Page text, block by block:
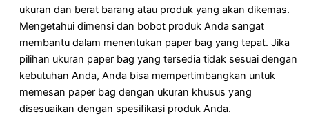
ukuran dan berat barang atau produk yang akan dikemas.
Mengetahui dimensi dan bobot produk Anda sangat
membantu dalam menentukan paper bag yang tepat. Jika
pilihan ukuran paper bag yang tersedia tidak sesuai dengan
kebutuhan Anda, Anda bisa mempertimbangkan untuk
memesan paper bag dengan ukuran khusus yang
disesuaikan dengan spesifikasi produk Anda.